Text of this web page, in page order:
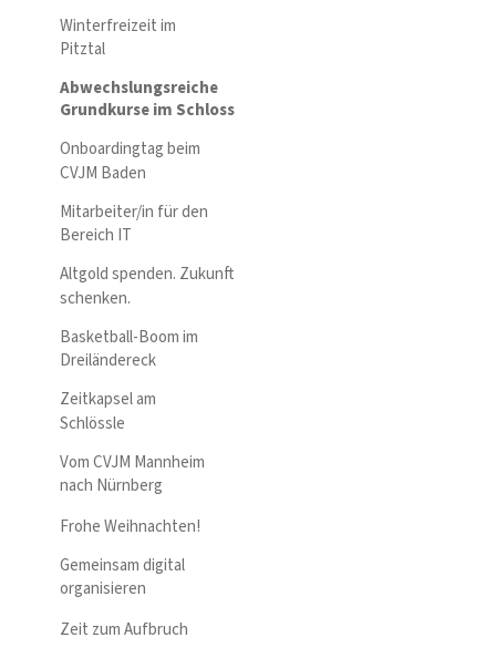
Winterfreizeit im
Pitztal
Abwechslungsreiche
Grundkurse im Schloss
Onboardingtag beim
CVJM Baden
Mitarbeiter/in für den
Bereich IT
Altgold spenden. Zukunft
schenken.
Basketball-Boom im
Dreiländereck
Zeitkapsel am
Schlössle
Vom CVJM Mannheim
nach Nürnberg
Frohe Weihnachten!
Gemeinsam digital
organisieren
Zeit zum Aufbruch